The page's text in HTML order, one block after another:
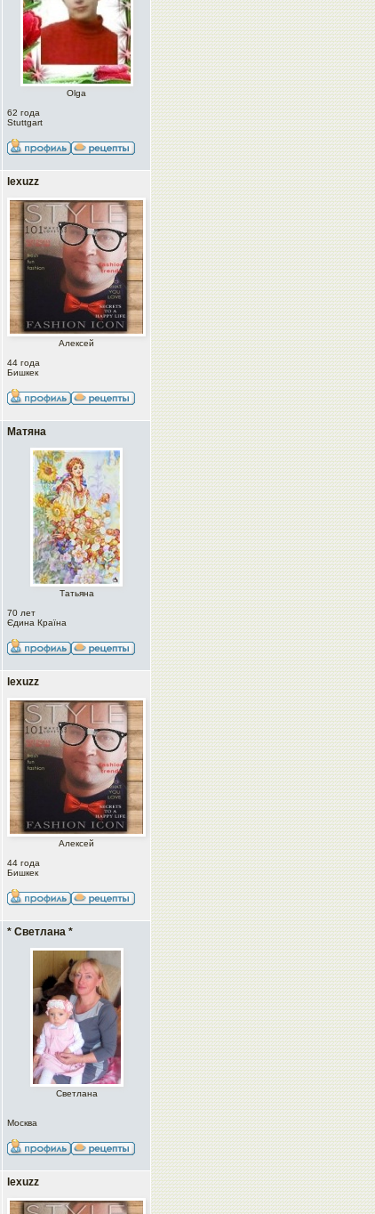
Olga
62 года
Stuttgart
lexuzz
Алексей
44 года
Бишкек
Матяна
Татьяна
70 лет
Єдина Країна
lexuzz
Алексей
44 года
Бишкек
* Светлана *
Светлана
Москва
lexuzz